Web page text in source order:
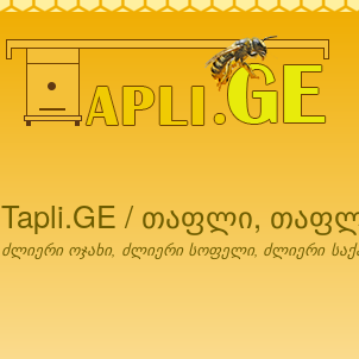
Tapli.GE / თაფლი,
ძლიერი ოჯახი, ძლიერი სოფელი, ძლიერი